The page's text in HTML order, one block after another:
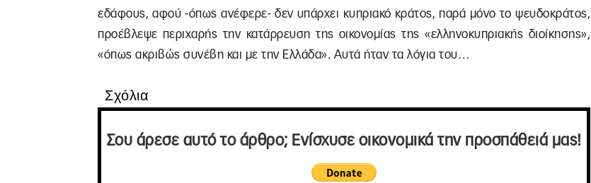
εδάφους, αφού -όπως ανέφερε- δεν υπάρχει κυπριακό κράτος, παρά μόνο το ψευδοκράτος,
προέβλεψε περιχαρής την κατάρρευση της οικονομίας της «ελληνοκυπριακής διοίκησης»,
«όπως ακριβώς συνέβη και με την Ελλάδα». Αυτά ήταν τα λόγια του…
Σχόλια
Σου άρεσε αυτό το άρθρο; Ενίσχυσε οικονομικά την προσπάθειά μας!